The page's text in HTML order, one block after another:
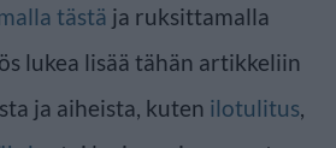
tästä ja ruksittamalla
lukea lisää tähän artikkeliin
ja aiheista, kuten ilotulitus,